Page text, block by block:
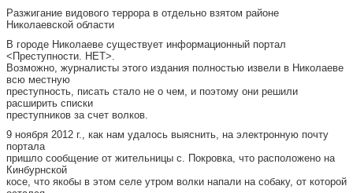
Разжигание видового террора в отдельно взятом районе
Николаевской области
В городе Николаеве существует информационный портал
<Преступности. НЕТ>.
Возможно, журналисты этого издания полностью извели в Николаеве
всю местную
преступность, писать стало не о чем, и поэтому они решили
расширить списки
преступников за счет волков.
9 ноября 2012 г., как нам удалось выяснить, на электронную почту
портала
пришло сообщение от жительницы с. Покровка, что расположено на
Кинбурнской
косе, что якобы в этом селе утром волки напали на собаку, от которой